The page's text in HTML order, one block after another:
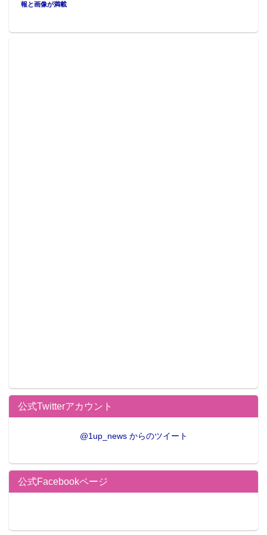
※ピザハットオンラインでご注文の際は、特典から
・九 州：藤崎宮店(熊本県熊本市)、与次郎店(鹿児島
県鹿児島市)、宮崎店(宮崎県宮崎市)
緊急出撃！好評につきピザハット難波店にラッピング
ピザハット神田店で好評を博したTVアニメ『艦これ』
報と画像が満載
公式Twitterアカウント
@1up_news からのツイート
公式Facebookページ